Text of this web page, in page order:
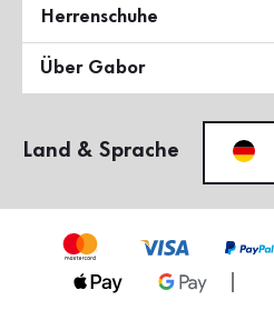
Herrenschuhe
Über Gabor
Land & Sprache